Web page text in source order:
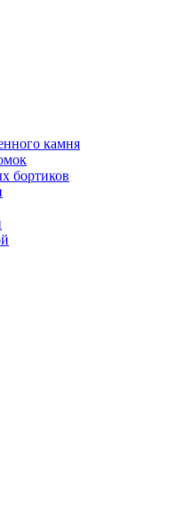
камня
бортиков